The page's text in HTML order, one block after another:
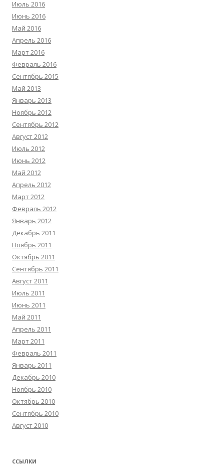
Июль 2016
Июнь 2016
Май 2016
Апрель 2016
Март 2016
Февраль 2016
Сентябрь 2015
Май 2013
Январь 2013
Ноябрь 2012
Сентябрь 2012
Август 2012
Июль 2012
Июнь 2012
Май 2012
Апрель 2012
Март 2012
Февраль 2012
Январь 2012
Декабрь 2011
Ноябрь 2011
Октябрь 2011
Сентябрь 2011
Август 2011
Июль 2011
Июнь 2011
Май 2011
Апрель 2011
Март 2011
Февраль 2011
Январь 2011
Декабрь 2010
Ноябрь 2010
Октябрь 2010
Сентябрь 2010
Август 2010
ССЫЛКИ